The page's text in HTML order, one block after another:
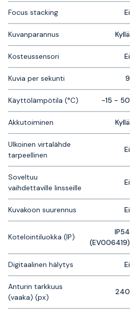
Focus stacking Ei
Kuvanparannus Kyllä
Kosteussensori Ei
Kuvia per sekunti 9
Käyttölämpötila (°C) -15 - 50
Akkutoiminen Kyllä
Ulkoinen virtalähde
tarpeellinen
Ei
Soveltuu
vaihdettaville linsseille
Ei
Kuvakoon suurennus Ei
Kotelointiluokka (IP)
IP54
(EV006419)
Digitaalinen hälytys Ei
Anturin tarkkuus
(vaaka) (px)
240